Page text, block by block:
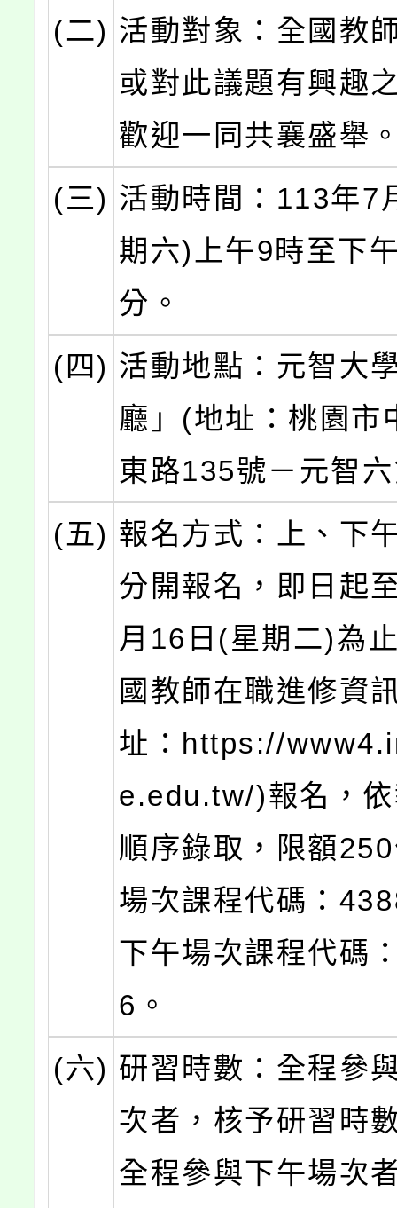
(二) 活動對象：全國教
或對此議題有興趣
歡迎一同共襄盛舉
(三) 活動時間：113年7
期六)上午9時至下
分。
(四) 活動地點：元智大
廳」(地址：桃園市
東路135號－元智
(五) 報名方式：上、下
分開報名，即日起
月16日(星期二)為
國教師在職進修資
址：https://
e.edu.tw/)報名，
順序錄取，限額
場次課程代碼：
下午場次課程代碼
6。
(六) 研習時數：全程參
次者，核予研習時
全程參與下午場次